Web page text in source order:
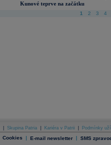
Kunové teprve na začátku
1 2 3 4
Skupina Patria Kariéra v Patrii Podmínky
Cookies | E-mail newsletter | SMS